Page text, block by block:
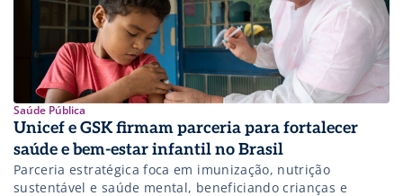
Saúde Pública
Unicef e GSK firmam parceria para fortalecer
saúde e bem-estar infantil no Brasil
Parceria estratégica foca em imunização, nutrição
sustentável e saúde mental, beneficiando crianças e